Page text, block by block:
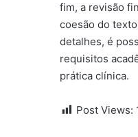
fim, a revisão
coesão do
detalhes, é
requisitos
prática clínica.
Post Views: